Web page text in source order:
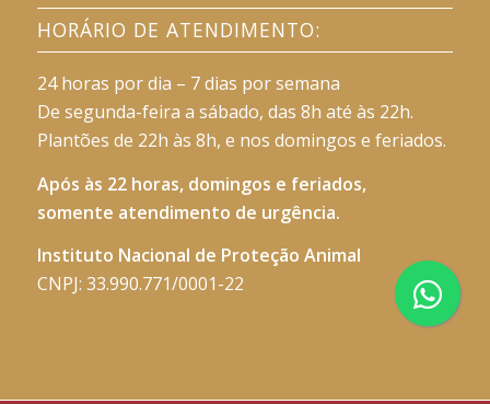
HORÁRIO DE ATENDIMENTO:
24 horas por dia – 7 dias por semana
De segunda-feira a sábado, das 8h até às 22h.
Plantões de 22h às 8h, e nos domingos e feriados.
Após às 22 horas, domingos e feriados,
somente atendimento de urgência.
Instituto Nacional de Proteção Animal
CNPJ: 33.990.771/0001-22